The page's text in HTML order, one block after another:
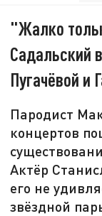
"Жалко
Садальский
Пугачёвой и
Пародист
концертов
Актёр
его не
звёздной